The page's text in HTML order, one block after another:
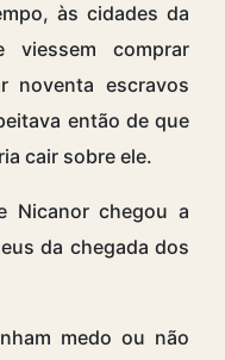
às cidades da
comprar
noventa escravos
então de que
cair sobre ele.
Nicanor chegou a
da chegada dos
medo ou não